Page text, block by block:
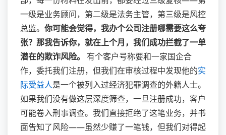
一级是业务顾问，第二级是法务主管，第三级是风控
总监。 你可能会觉得，我办个公司注册哪需要这么夸
张？那我告诉你，就在上个月，我们成功拦截了一单
潜在的欺诈风险。 有个客户号称要和一家国企合
作，委托我们注册，但我们在审核过程中发现他的实
际受益人是一个被列入过经济犯罪调查的外籍人士。
如果我们没有做这层深度筛查，一旦注册成功，客户
可能卷入刑事调查。我们直接拒绝了这笔业务，并书
面告知了风险——虽然少赚了一笔钱，但我们对得起